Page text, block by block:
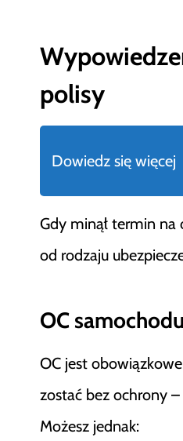
polisy
Dowiedz się więcej
Gdy minął termin na
od rodzaju
OC samochodu
OC jest
zostać bez ochrony
Możesz jednak: